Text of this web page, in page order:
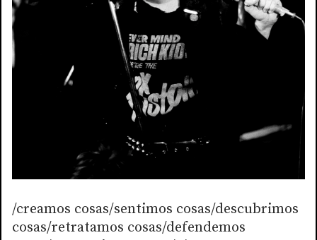
/creamos cosas/sentimos cosas/descubrimos
cosas/retratamos cosas/defendemos